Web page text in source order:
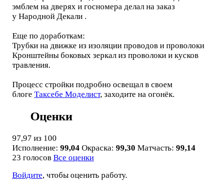
эмблем на дверях и госномера делал на заказ
у Народной Декали .
Еще по доработкам:
Трубки на движке из изоляции проводов и проволоки
Кронштейны боковых зеркал из проволоки и кусков
травления.
Процесс стройки подробно освещал в своем
блоге Таксебе Моделист, заходите на огонёк.
Оценки
97,97 из 100
Исполнение: 99,04 Окраска: 99,30 Матчасть: 99,14
23 голосов Все оценки
Войдите, чтобы оценить работу.